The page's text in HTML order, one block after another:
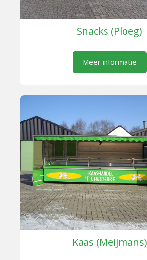
Snacks (Ploeg)
Meer informatie
Kaas (Meijmans)